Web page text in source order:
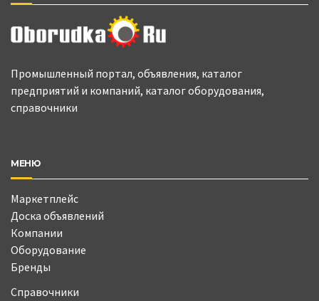
Промышленный портал, объявления, каталог
предприятий и компаний, каталог оборудования,
справочники
МЕНЮ
Маркетплейс
Доска объявлений
Компании
Оборудование
Бренды
Справочники